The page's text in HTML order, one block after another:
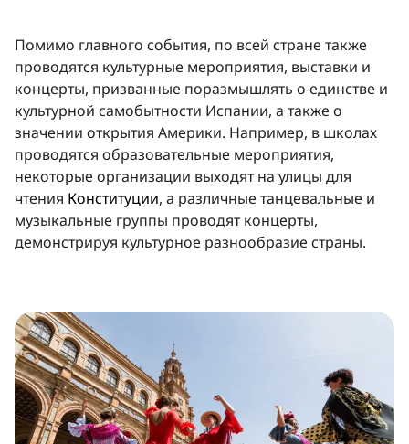
Помимо главного события, по всей стране также
проводятся культурные мероприятия, выставки и
концерты, призванные поразмышлять о единстве и
культурной самобытности Испании, а также о
значении открытия Америки. Например, в школах
проводятся образовательные мероприятия,
некоторые организации выходят на улицы для
чтения Конституции, а различные танцевальные и
музыкальные группы проводят концерты,
демонстрируя культурное разнообразие страны.